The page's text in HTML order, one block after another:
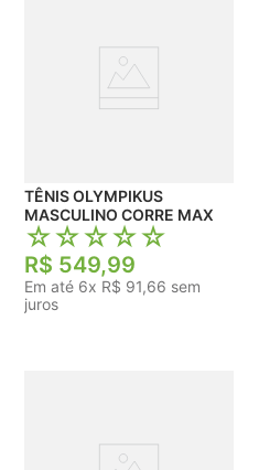
TÊNIS OLYMPIKUS
MASCULINO CORRE MAX
☆☆☆☆☆
R$ 549,99
Em até 6x R$ 91,66 sem
juros